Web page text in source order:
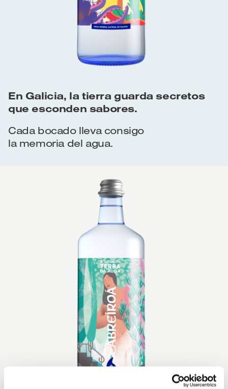
En Galicia, la tierra guarda secretos
que esconden sabores.
Cada bocado lleva consigo
la memoria del agua.